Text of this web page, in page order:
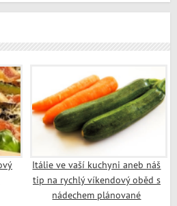
Itálie ve vaší kuchyni aneb náš
tip na rychlý víkendový oběd s
nádechem plánované